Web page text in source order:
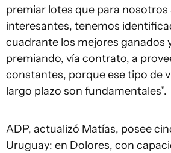
premiar lotes que para nosotros
interesantes, tenemos
cuadrante los mejores ganados
premiando, vía contrato, a
constantes, porque ese tipo de
largo plazo son fundamentales”.
ADP, actualizó Matías, posee
Uruguay: en Dolores, con